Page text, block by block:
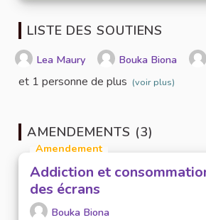
LISTE DES SOUTIENS
Lea Maury Bouka Biona
et 1 personne de plus (voir plus)
AMENDEMENTS (3)
Amendement
Addiction et
des écrans
Bouka Biona